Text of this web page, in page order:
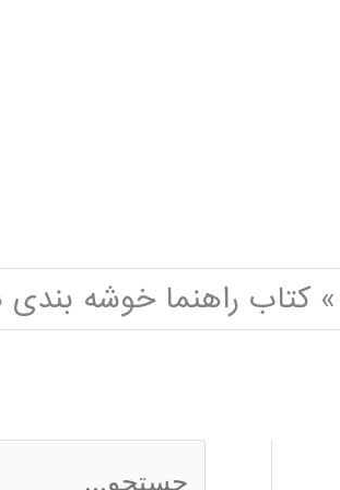
کتاب راهنما خوشه بندی